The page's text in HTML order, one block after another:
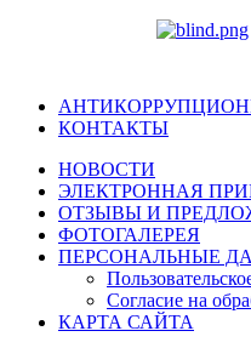
КОНТАКТЫ
НОВОСТИ
ЭЛЕКТРОННАЯ
ОТЗЫВЫ И
ФОТОГАЛЕРЕЯ
ПЕРСОНАЛЬНЫЕ
Согласие на
КАРТА САЙТА